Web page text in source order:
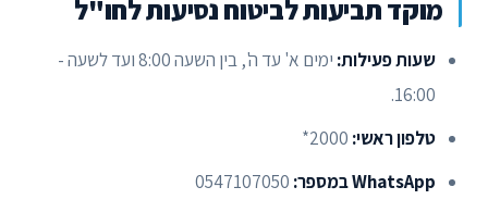
מוקד תביעות לביטוח נסיעות לחו"ל
שעות פעילות:
ימים א' עד ה', בין השעה 8:00 ועד לשעה -
16:00.
טלפון ראשי:
WhatsApp במספר: